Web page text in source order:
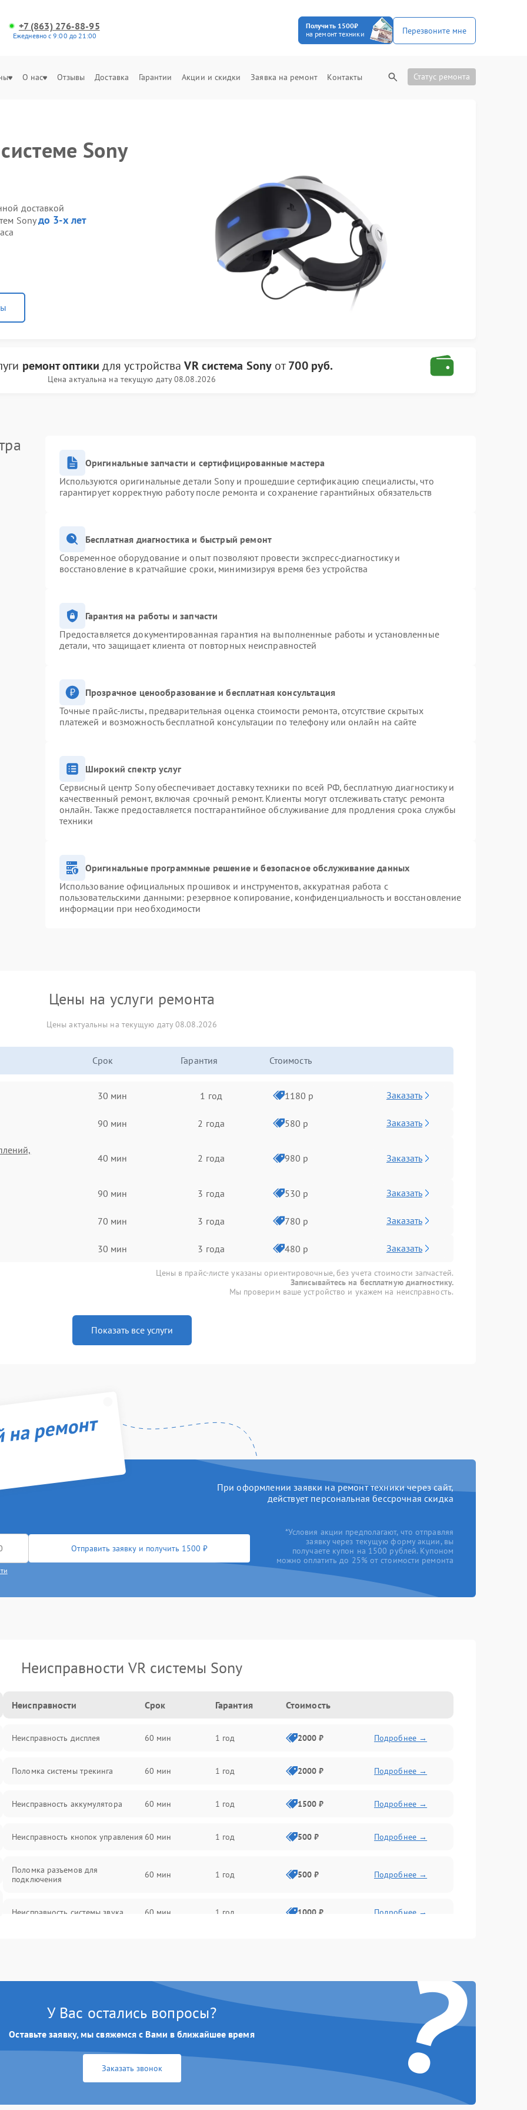
+7 (863) 276-88-95
Ежедневно с 9:00 до 21:00
Получить 1500₽
на ремонт техники
Перезвоните мне
О нас Отзывы Доставка Гарантии Акции и скидки Заявка на ремонт Контакты Статус ремонта
Sony
доставкой
Sonyдо 3-х лет
ремонт оптики для устройстваVR система Sonyот700 руб.
Цена актуальна на текущую дату 08.08.2026
Оригинальные запчасти и сертифицированные мастера
Используются оригинальные детали Sony и прошедшие сертификацию специалисты, что
гарантирует корректную работу после ремонта и сохранение гарантийных обязательств
Бесплатная диагностика и быстрый ремонт
Современное оборудование и опыт позволяют провести экспресс-диагностику и
восстановление в кратчайшие сроки, минимизируя время без устройства
Гарантия на работы и запчасти
Предоставляется документированная гарантия на выполненные работы и установленные
детали, что защищает клиента от повторных неисправностей
Прозрачное ценообразование и бесплатная консультация
Точные прайс-листы, предварительная оценка стоимости ремонта, отсутствие скрытых
платежей и возможность бесплатной консультации по телефону или онлайн на сайте
Широкий спектр услуг
Сервисный центр Sony обеспечивает доставку техники по всей РФ, бесплатную диагностику и
качественный ремонт, включая срочный ремонт. Клиенты могут отслеживать статус ремонта
онлайн. Также предоставляется постгарантийное обслуживание для продления срока службы
техники
Оригинальные программные решение и безопасное обслуживание данных
Использование официальных прошивок и инструментов, аккуратная работа с
пользовательскими данными: резервное копирование, конфиденциальность и восстановление
информации при необходимости
Цены на услуги ремонта
Цены актуальны на текущую дату 08.08.2026
Срок Гарантия Стоимость
30 мин 1 год 1180 р Заказать
90 мин 2 года 580 р Заказать
40 мин 2 года 980 р Заказать
90 мин 3 года 530 р Заказать
70 мин 3 года 780 р Заказать
30 мин 3 года 480 р Заказать
Цены в прайс-листе указаны ориентировочные, без учета стоимости запчастей.
Записывайтесь на бесплатную диагностику.
Мы проверим ваше устройство и укажем на неисправность.
Показать все услуги
ремонт
При оформлении заявки на ремонт техники через сайт,
действует персональная бессрочная скидка
Отправить заявку и получить 1500 ₽
*Условия акции предполагают, что отправляя
заявку через текущую форму акции, вы
получаете купон на 1500 рублей. Купоном
можно оплатить до 25% от стоимости ремонта
Неисправности VR системы Sony
Неисправности Срок Гарантия Стоимость
Неисправность дисплея 60 мин 1 год 2000 ₽ Подробнее →
Поломка системы трекинга 60 мин 1 год 2000 ₽ Подробнее →
Неисправность аккумулятора 60 мин 1 год 1500 ₽ Подробнее →
Неисправность кнопок управления 60 мин 1 год 500 ₽ Подробнее →
Поломка разъемов для
подключения
60 мин 1 год 500 ₽ Подробнее →
Неисправность системы звука 60 мин 1 год 1000 ₽ Подробнее →
60 мин 1 год 1000 ₽ Подробнее →
Поломка системы автоматического
отключения
Подробнее →
Неисправность системы защиты от
60 мин 1000 ₽ Подробнее →
Повреждение системы защиты от
?
У Вас остались вопросы?
Оставьте заявку, мы свяжемся с Вами в ближайшее время
Заказать звонок